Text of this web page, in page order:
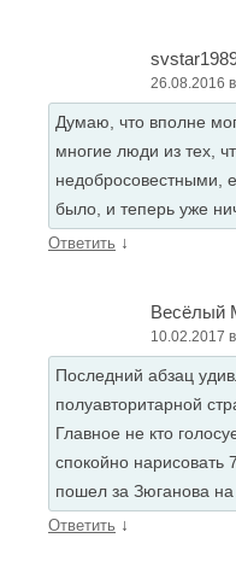
26.08.2016
Думаю, что вполне
многие люди из тех,
недобросовестными,
было, и теперь уже
Ответить ↓
Весёлый
10.02.2017
Последний абзац
полуавторитарной
Главное не кто
спокойно
пошел за Зюганова
Ответить ↓